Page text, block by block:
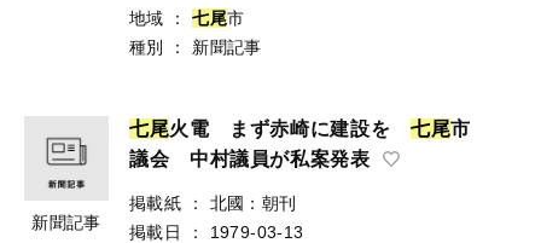
地域
： 七尾市
種別
： 新聞記事
新聞記事
七尾火電 まず赤崎に建設を 七尾市
議会 中村議員が私案発表
掲載紙 ：
北國：朝刊
掲載日
：
1979-03-13